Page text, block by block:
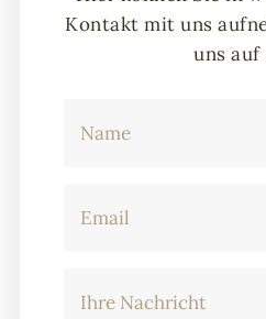
Kontakt mit uns
uns auf